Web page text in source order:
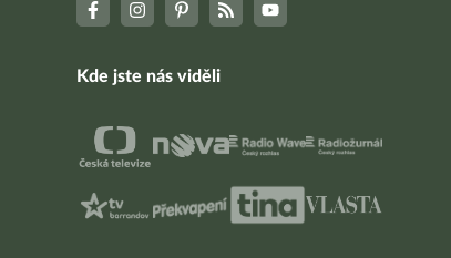
Kde jste nás viděli